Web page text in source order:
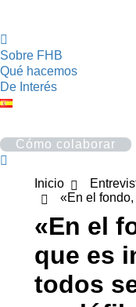
Sobre FHB
Qué hacemos
De Interés
Cómo colaborar
Buscar:
«En el
que es
todos
Estás aquí:
Inicio
«En el